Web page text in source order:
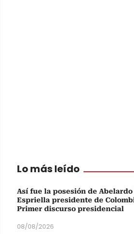
Lo más leído
Así fue la posesión de Abelardo
Espriella presidente de
Primer discurso presidencial
08/08/2026